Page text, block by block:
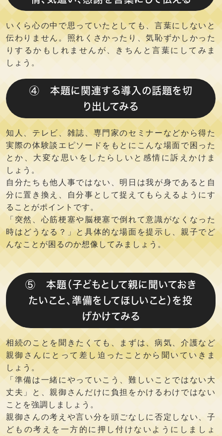
いくら心の中で思っていたとしても、言葉にしないと
伝わりません。照れくさかったり、気恥ずかしかった
りするかもしれませんが、きちんと言葉にしてみま
しょう。
④ 本題に関連する導入の話題を切
り出してみる
知人、テレビ、雑誌、専門家のセミナーなどから得た
実際の体験談エピソードをもとにこんな場面で困った
とか、大変な思いをしたらしいと感情に訴えかけま
しょう。
自分たちも他人事ではない、明日は我が身であると自
分に置き換え、自分事として捉えてもらえるようにす
ることがポイントです。
「突然、心筋梗塞や脳梗塞で倒れて意識がなくなった
時はどうなる？」と具体的な場面を提示し、親子でど
んなことが困るのか想像してみましょう。
⑤ 本題（子どもとして親に聞いておき
たいこと、準備をしてほしいこと）を投
げかけてみる
相続のことを聞きたくても、まずは、病気、介護など
親御さんにとって差し迫ったことから聞いていきま
しょう。
「準備は一緒にやっていこう、難しいことではない大
丈夫」と、親御さんだけに負担をかけるわけではない
ことを強調しましょう。
親御さんの考えや言い分を頭ごなしに否定しない、子
どもの考えを一方的に押し付けないようにしましょ